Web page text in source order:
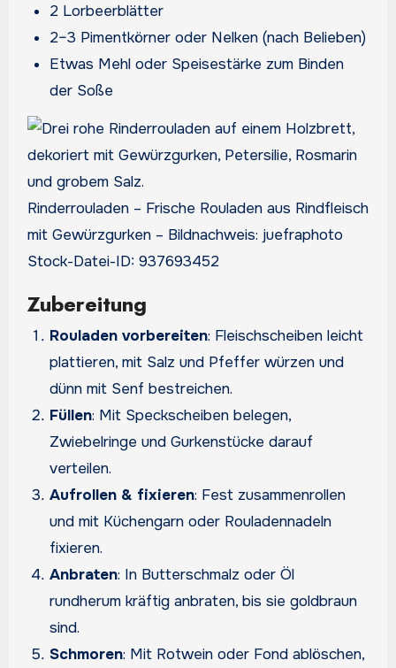
2 Lorbeerblätter
2–3 Pimentkörner oder Nelken (nach Belieben)
Etwas Mehl oder Speisestärke zum Binden
der Soße
Rinderrouladen – Frische Rouladen aus Rindfleisch
mit Gewürzgurken – Bildnachweis: juefraphoto
Stock-Datei-ID: 937693452
Zubereitung
Rouladen vorbereiten: Fleischscheiben leicht
plattieren, mit Salz und Pfeffer würzen und
dünn mit Senf bestreichen.
Füllen: Mit Speckscheiben belegen,
Zwiebelringe und Gurkenstücke darauf
verteilen.
Aufrollen & fixieren: Fest zusammenrollen
und mit Küchengarn oder Rouladennadeln
fixieren.
Anbraten: In Butterschmalz oder Öl
rundherum kräftig anbraten, bis sie goldbraun
sind.
Schmoren: Mit Rotwein oder Fond ablöschen,